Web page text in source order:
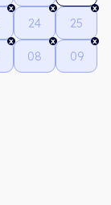
24 25
08 09